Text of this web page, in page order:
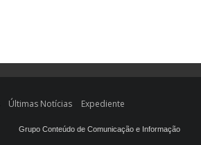
Últimas Notícias Expediente
Grupo Conteúdo de Comunicação e Informação